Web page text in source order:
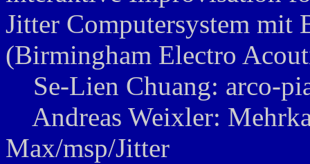
Jitter Computersystem mit
(Birmingham Electro
Se-Lien Chuang: arco-
Andreas Weixler:
Max/msp/Jitter